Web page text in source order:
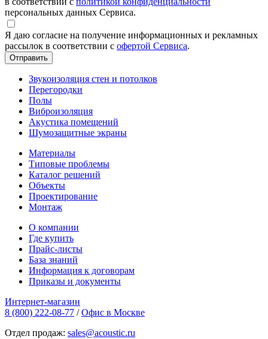
персональных данных Сервиса.
Я даю согласие на получение информационных и рекламных
рассылок в соответствии с офертой Сервиса.
Звукоизоляция стен и потолков
Перегородки
Полы
Виброизоляция
Акустика помещений
Шумозащитные экраны
Материалы
Типовые проблемы
Каталог решений
Объекты
Проектирование
Монтаж
О компании
Где купить
Прайс-листы
База знаний
Информация к договорам
Приказы и документы
Интернет-магазин
8 (800) 222-08-77 / Офис в Москве
Отдел продаж: sales@acoustic.ru